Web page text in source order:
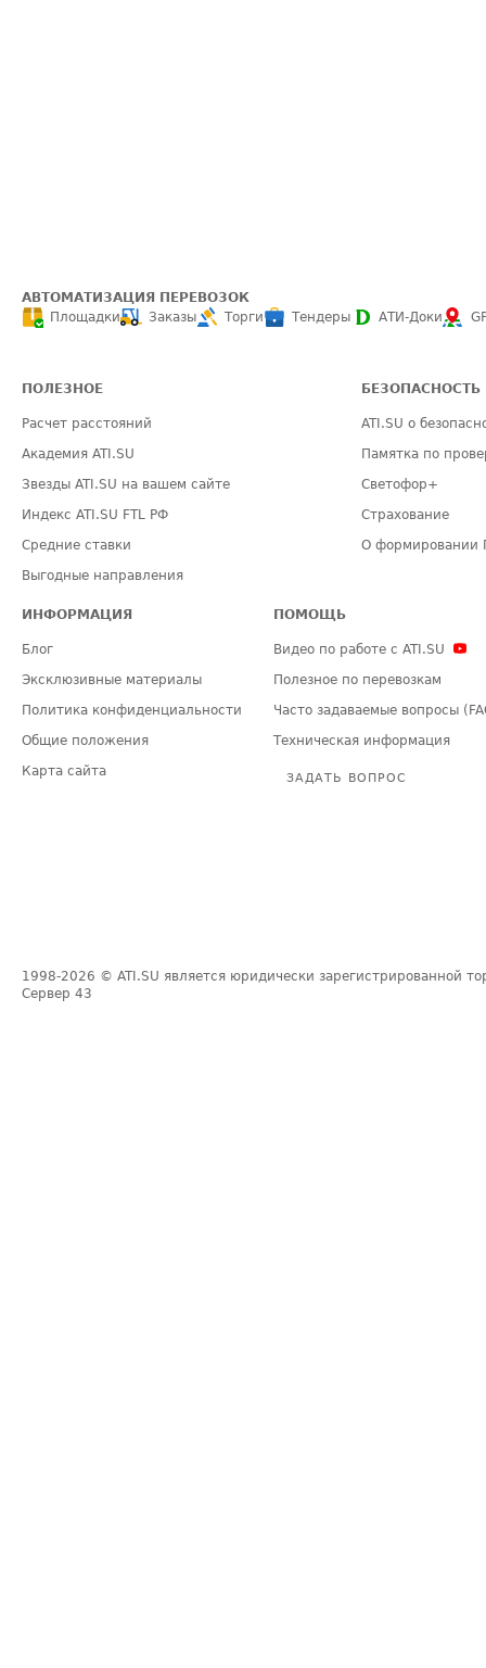
АВТОМАТИЗАЦИЯ ПЕРЕВОЗОК
Площадки
Заказы Торги Тендеры АТИ-Доки
ПОЛЕЗНОЕ
Расчет расстояний
Академия ATI.SU
Звезды ATI.SU на вашем сайте
Индекс ATI.SU FTL РФ
Средние ставки
Выгодные направления
БЕЗОПАСНОСТЬ
ATI.SU о
Памятка по
Светофор+
Страхование
О формировании
ИНФОРМАЦИЯ
Блог
Эксклюзивные материалы
Политика конфиденциальности
Общие положения
Карта сайта
ПОМОЩЬ
Видео по работе с ATI.SU
Полезное по перевозкам
Часто задаваемые вопросы
Техническая информация
ЗАДАТЬ ВОПРОС
1998-2026 © ATI.SU является юридически зарегистрированной
Сервер 43